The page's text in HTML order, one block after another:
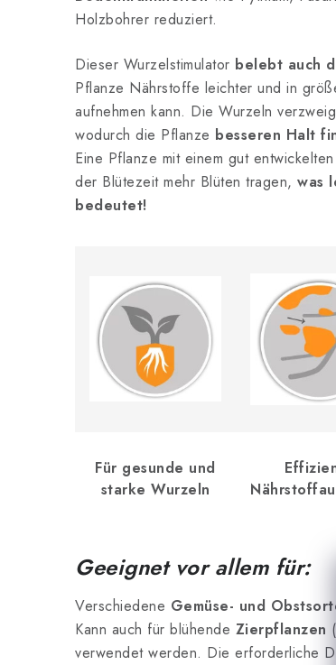
Holzbohrer reduziert.
Dieser Wurzelstimulator belebt auch
Pflanze Nährstoffe leichter und in
aufnehmen kann. Die Wurzeln
wodurch die Pflanze besseren Halt
Eine Pflanze mit einem gut
der Blütezeit mehr Blüten tragen, was
bedeutet!
Für gesunde und
starke Wurzeln
Geeignet vor allem für:
Verschiedene Gemüse- und
Kann auch für blühende Zierpflanzen
verwendet werden. Die erforderliche